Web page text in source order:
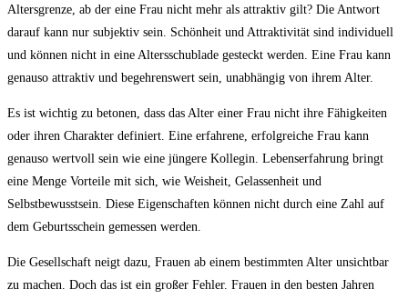
Altersgrenze, ab der eine Frau nicht⁤ mehr als ‌attraktiv gilt?‌ Die Antwort
darauf kann nur subjektiv sein. Schönheit ​und Attraktivität ⁢sind individuell
und⁣ können ⁤nicht in ​eine Altersschublade​ gesteckt werden. Eine Frau kann
genauso attraktiv und begehrenswert sein, unabhängig von‌ ihrem Alter.
Es ‍ist​ wichtig zu ‌betonen, dass das Alter einer Frau nicht ihre⁤ Fähigkeiten
oder ihren Charakter definiert. Eine erfahrene, erfolgreiche Frau ⁢kann
genauso ⁣wertvoll​ sein wie ‍eine jüngere Kollegin. Lebenserfahrung bringt
eine‍ Menge Vorteile mit sich, wie Weisheit, Gelassenheit und
Selbstbewusstsein. Diese Eigenschaften können nicht⁣ durch‍ eine⁤ Zahl⁢ auf
‌dem Geburtsschein gemessen werden.
Die Gesellschaft neigt dazu, Frauen ab einem bestimmten Alter⁣ unsichtbar
⁢zu​ machen.‌ Doch das ist​ ein großer Fehler. Frauen in den ⁢besten Jahren